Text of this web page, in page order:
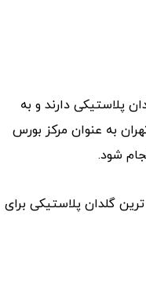
پلاستیکی دارند و به
به عنوان مرکز بورس
شود.
گلدان پلاستیکی برای